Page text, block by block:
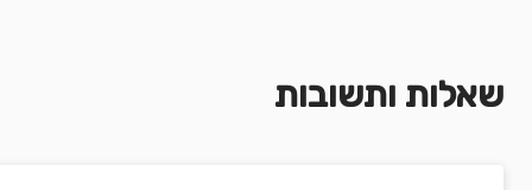
שאלות ותשובות